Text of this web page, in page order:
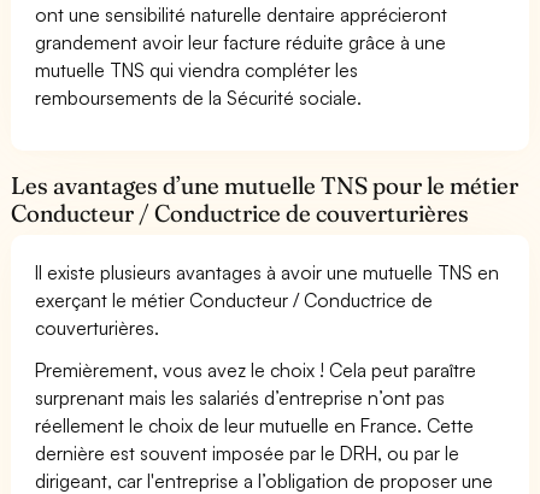
ont une sensibilité naturelle dentaire apprécieront
grandement avoir leur facture réduite grâce à une
mutuelle TNS qui viendra compléter les
remboursements de la Sécurité sociale.
Les avantages d’une mutuelle TNS pour le métier
Conducteur / Conductrice de couverturières
Il existe plusieurs avantages à avoir une mutuelle TNS en
exerçant le métier Conducteur / Conductrice de
couverturières.
Premièrement, vous avez le choix ! Cela peut paraître
surprenant mais les salariés d’entreprise n’ont pas
réellement le choix de leur mutuelle en France. Cette
dernière est souvent imposée par le DRH, ou par le
dirigeant, car l'entreprise a l’obligation de proposer une